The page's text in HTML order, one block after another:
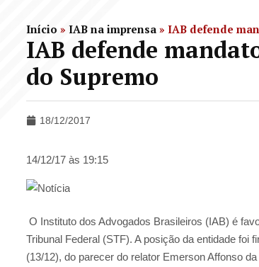
Início » IAB na imprensa » IAB defende
IAB defende
do Supremo
18/12/2017
14/12/17 às 19:15
O Instituto dos Advogados Brasileiros (IAB) é
Tribunal Federal (STF). A posição da entidade
(13/12), do parecer do relator Emerson Affonso